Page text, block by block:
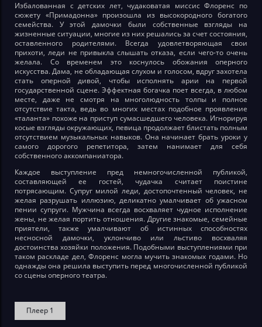
Избалованная с детских лет, чудаковатая миссис Флоренс по
сюжету «Примадонна» произошла из высокородного богатого
семейства. У этой дамочки были собственные взгляды на
жизненные ситуации, многие из них решались за счет состояния,
оставленного родителями. Всегда удовлетворяющая свои
прихоти, леди не привыкла слышать отказа, если чего-то очень
желала. Со временем это коснулось обожания оперного
искусства. Дама, не обладающая слухом и голосом, вдруг захотела
стать оперной дивой, чтобы исполнять арии на первой
государственной сцене. Эффектная богачка поет всегда, в любом
месте, даже не смотря на многолюдность толпы и полное
отсутствие такта, ведь во многих местах подобное проявление
«таланта» похоже на приступ сумасшедшего человека. Игнорируя
косые взгляды окружающих, певица продолжает блистать полным
отсутствием музыкальных навыков. Она начинает брать уроки у
самого дорогого репетитора, затем нанимает для себя
собственного аккомпаниатора.
Каждое выступление пред немногочисленной публикой,
составляющей ее гостей, чудачка считает поистине
потрясающим. Супруг милой леди, достопочтенный человек, не
желая разрушать иллюзию, деликатно умалчивает об ужасном
пении супруги. Мужчина всегда восхваляет чудное исполнение
жены, не желая портить отношения. Другие знакомые, семейные
приятели, также умалчивают об истинных способностях
несносной дамочки, уклончиво или льстиво восхваляя
достоинства хозяйки положения. Подобными выступлениями при
таком раскладе дел, Флоренс могла мучить знакомых годами. Но
однажды она решила выступить перед многочисленной публикой
со сцены оперного театра.
Плеер 1